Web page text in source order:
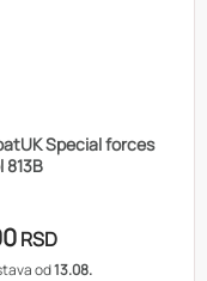
Special forces
813B
RSD
od13.08.